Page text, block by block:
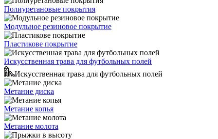
Полиуретановые покрытия
Модульное резиновое покрытие
Пластикове покрытие
Искусственная трава для футбольных полей
Искусственная трава для футбольных полей
Метание диска
Метание копья
Метание молота